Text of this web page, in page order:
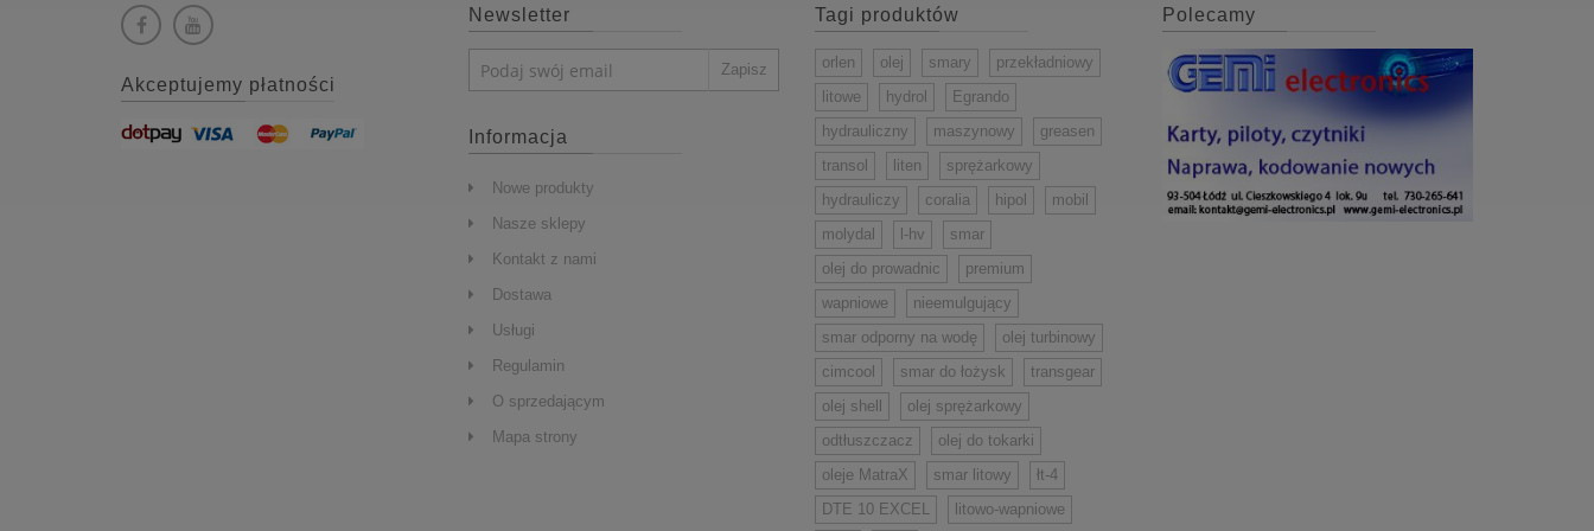
Akceptujemy płatności
Newsletter
Informacja
Nowe produkty
Nasze sklepy
Kontakt z nami
Dostawa
Usługi
Regulamin
O sprzedającym
Mapa strony
Tagi produktów
orlen olej smary
przekładniowy
litowe
hydrol
Egrando
hydrauliczny
maszynowy
greasen
transol
liten
sprężarkowy
hydrauliczy
coralia hipol
mobil
molydal
l-hv
smar
olej do prowadnic
premium
wapniowe
nieemulgujący
smar odporny na wodę
olej turbinowy
cimcool
smar do łożysk
transgear
olej shell
olej sprężarkowy
odtłuszczacz
olej do tokarki
oleje MatraX
smar litowy
łt-4
DTE 10 EXCEL
litowo-wapniowe
Polecamy